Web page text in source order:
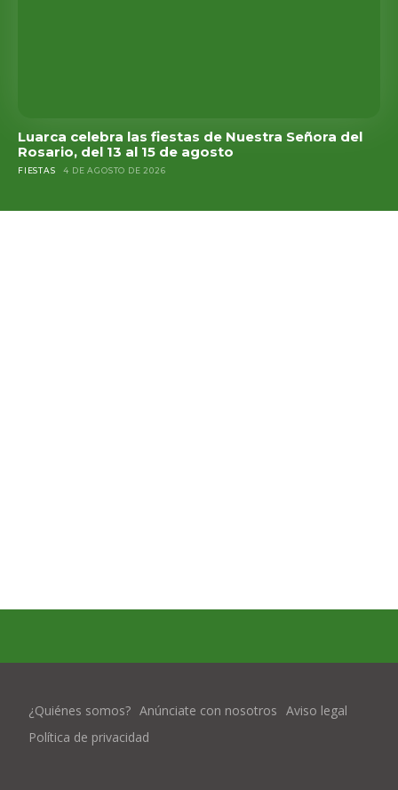
Luarca celebra las fiestas de Nuestra Señora del
Rosario, del 13 al 15 de agosto
FIESTAS 4 DE AGOSTO DE 2026
¿Quiénes somos? Anúnciate con nosotros Aviso legal
Política de privacidad